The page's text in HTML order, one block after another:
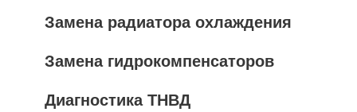
Замена радиатора охлаждения
Замена гидрокомпенсаторов
Диагностика ТНВД